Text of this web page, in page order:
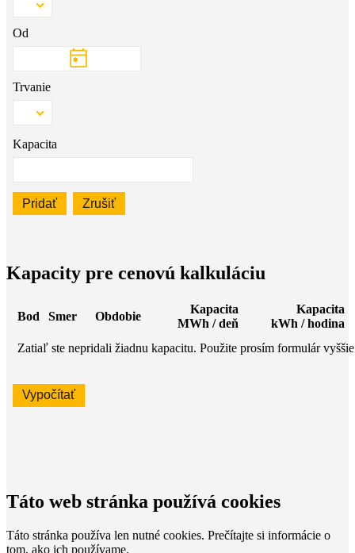
Od
Trvanie
Kapacita
Pridať Zrušiť
Kapacity pre cenovú kalkuláciu
Bod Smer Obdobie
Kapacita
MWh / deň
Kapacita
kWh / hodina
Zatiaľ ste nepridali žiadnu kapacitu. Použite prosím formulár vyššie
Vypočítať
Táto web stránka používá cookies
Táto stránka používa len nutné cookies. Prečítajte si informácie o
tom, ako ich používame.